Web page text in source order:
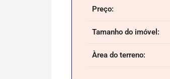
Preço:
Tamanho do imóvel:
Àrea do terreno: